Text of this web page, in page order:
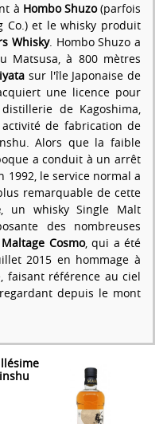
à Hombo Shuzo(parfois
Co.) et le whisky produit
Whisky. Hombo Shuzo a
Matsusa, à 800 mètres
sur l'île Japonaise de
une licence pour
de Kagoshima,
de fabrication de
Alors que la faible
a conduit à un arrêt
le service normal a
remarquable de cette
, un whisky Single Malt
des nombreuses
Cosmo, qui a été
2015 en hommage à
faisant référence au ciel
depuis le mont